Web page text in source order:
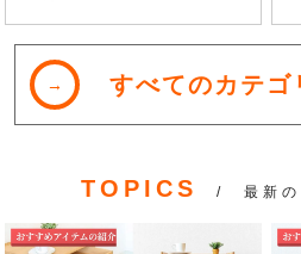
すべてのカテゴ
TOPICS / 最新の